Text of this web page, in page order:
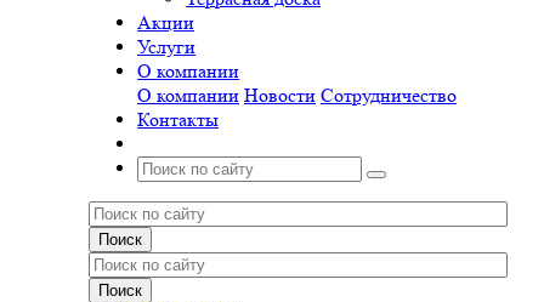
Акции
Услуги
О компании
О компании Новости Сотрудничество
Контакты